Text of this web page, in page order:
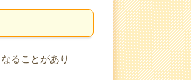
ることがあり